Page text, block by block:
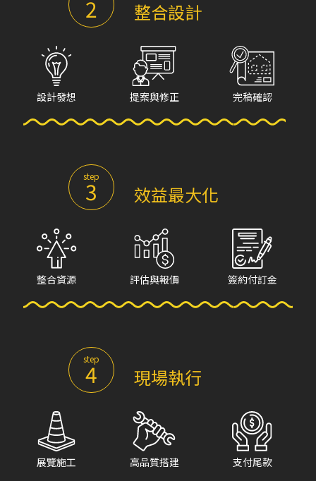
2 整合設計
設計發想 提案與修正 完稿確認
step
3 效益最大化
整合資源 評估與報價 簽約付訂金
step
4 現場執行
展覽施工 高品質搭建 支付尾款